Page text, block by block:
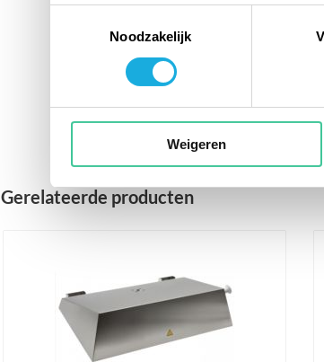
Noodzakelijk
Weigeren
Gerelateerde producten